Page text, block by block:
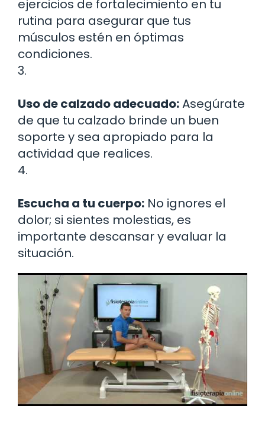
ejercicios de fortalecimiento en tu
rutina para asegurar que tus
músculos estén en óptimas
condiciones.
3.
Uso de calzado adecuado:Asegúrate
de que tu calzado brinde un buen
soporte y sea apropiado para la
actividad que realices.
4.
Escucha a tu cuerpo: No ignores el
dolor; si sientes molestias, es
importante descansar y evaluar la
situación.